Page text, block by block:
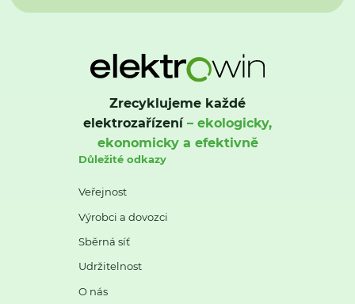
Zrecyklujeme každé
elektrozařízení– ekologicky,
ekonomicky a efektivně
Důležité odkazy
Veřejnost
Výrobci a dovozci
Sběrná síť
Udržitelnost
O nás